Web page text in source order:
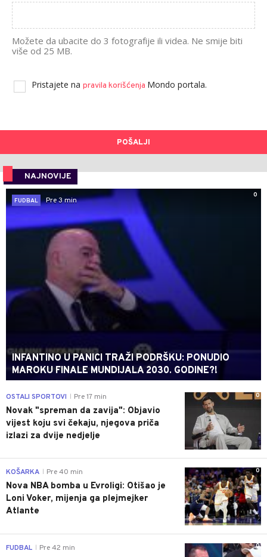
Možete da ubacite do 3 fotografije ili videa. Ne smije biti
više od 25 MB.
Pristajete na pravila korišćenja Mondo portala.
POŠALJI
NAJNOVIJE
0
FUDBAL
Pre 3 min
INFANTINO U PANICI TRAŽI PODRŠKU: PONUDIO
MAROKU FINALE MUNDIJALA 2030. GODINE?!
0
OSTALI SPORTOVI Pre 17 min
Novak "spreman da zavija": Objavio
vijest koju svi čekaju, njegova priča
izlazi za dvije nedjelje
0
KOŠARKA Pre 40 min
Nova NBA bomba u Evroligi: Otišao je
Loni Voker, mijenja ga plejmejker
Atlante
0
FUDBAL Pre 42 min